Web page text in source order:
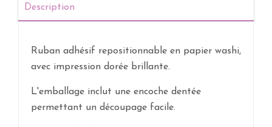
Description
Ruban adhésif repositionnable en papier washi,
avec impression dorée brillante.
L'emballage inclut une encoche dentée
permettant un découpage facile.